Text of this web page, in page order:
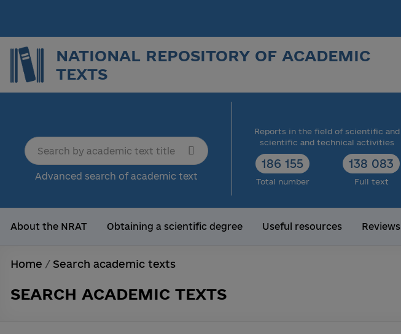
NATIONAL REPOSITORY OF ACADEMIC
TEXTS
Advanced search of academic text
Reports in the field of scientific and
scientific and technical activities
186 155
Total number
138 083
Full text
About the NRAT Obtaining a scientific degree Useful resources Reviews
Home / Search academic texts
SEARCH ACADEMIC TEXTS